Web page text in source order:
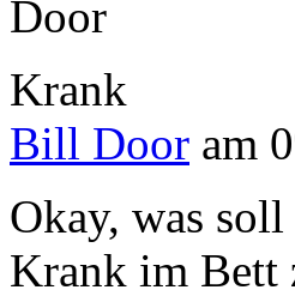
Krank
Bill Door am
Okay, was soll
Krank im Bett